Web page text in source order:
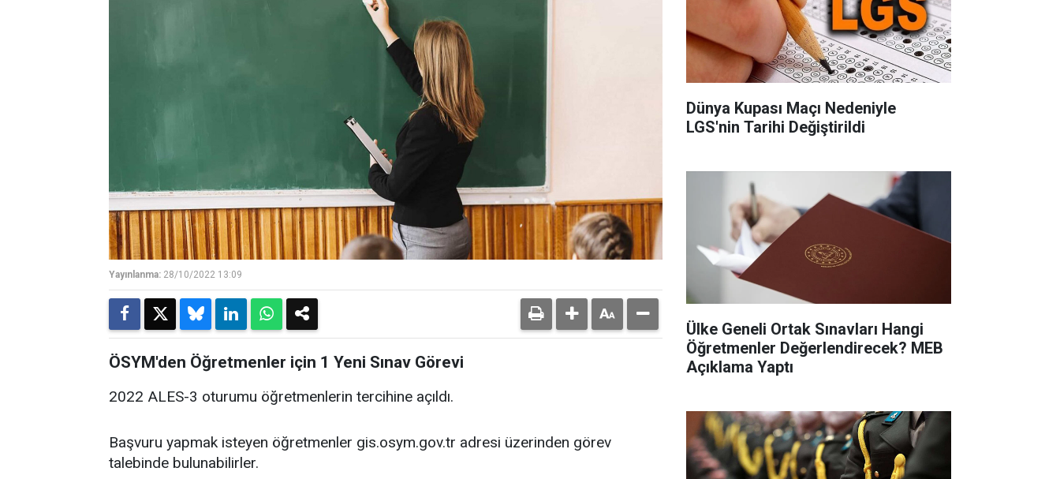
Yayınlanma: 28/10/2022 13:09
ÖSYM'den Öğretmenler için 1 Yeni Sınav Görevi
2022 ALES-3 oturumu öğretmenlerin tercihine açıldı.
Başvuru yapmak isteyen öğretmenler gis.osym.gov.tr adresi üzerinden görev
talebinde bulunabilirler.
Dünya Kupası Maçı Nedeniyle
LGS'nin Tarihi Değiştirildi
Ülke Geneli Ortak Sınavları Hangi
Öğretmenler Değerlendirecek? MEB
Açıklama Yaptı